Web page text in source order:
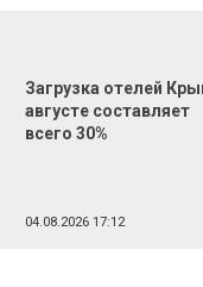
Загрузка отелей
августе составляет
всего 30%
04.08.2026 17:12